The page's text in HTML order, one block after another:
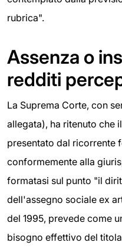
rubrica".
Assenza o
redditi
La Suprema Corte, con
allegata), ha ritenuto che
presentato dal ricorrente
conformemente alla
formatasi sul punto "il
dell'assegno sociale ex
del 1995, prevede come
bisogno effettivo del